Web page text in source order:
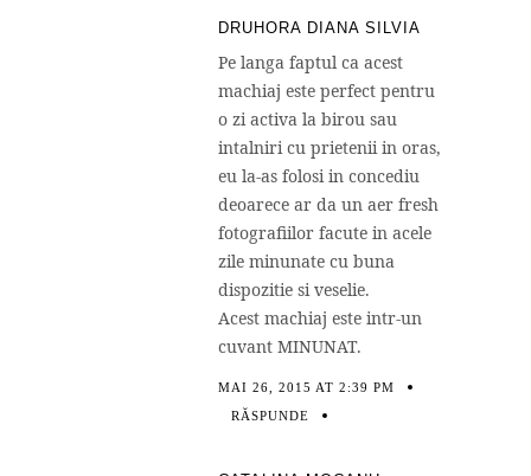
DRUHORA DIANA SILVIA
Pe langa faptul ca acest
machiaj este perfect pentru
o zi activa la birou sau
intalniri cu prietenii in oras,
eu la-as folosi in concediu
deoarece ar da un aer fresh
fotografiilor facute in acele
zile minunate cu buna
dispozitie si veselie.
Acest machiaj este intr-un
cuvant MINUNAT.
MAI 26, 2015 AT 2:39 PM
RĂSPUNDE